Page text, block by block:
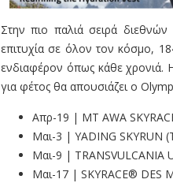
Στην πιο παλιά σειρά
επιτυχία σε όλον τον κόσμο,
ενδιαφέρον όπως κάθε χρονιά.
για φέτος θα απουσιάζει ο
Απρ-19 | MT AWA
Μαι-3 | YADING SKYRUN
Μαι-9 | TRANSVULCANIA
Μαι-17 | SKYRACE® DES